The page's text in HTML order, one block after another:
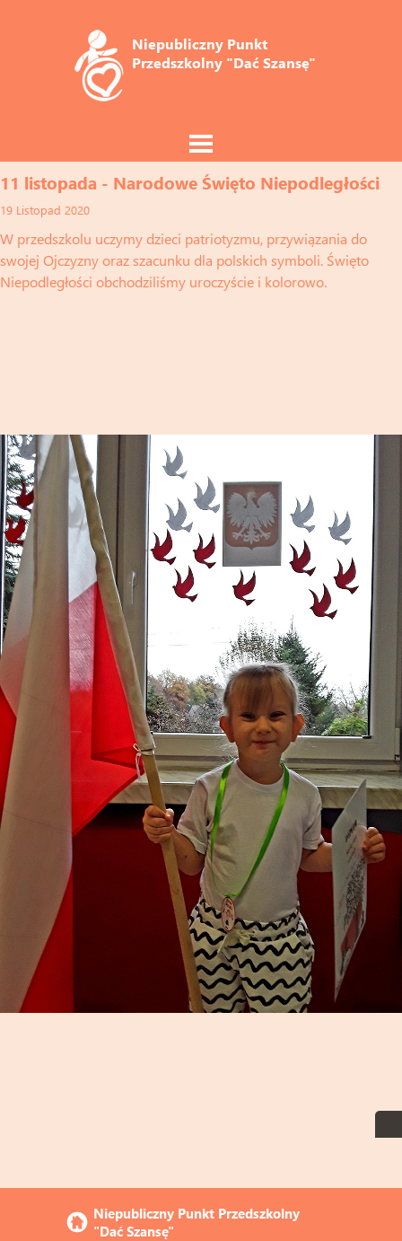
Niepubliczny Punkt
Przedszkolny "Dać Szansę"
11 listopada - Narodowe Święto Niepodległości
19 Listopad 2020
W przedszkolu uczymy dzieci patriotyzmu, przywiązania do
swojej Ojczyzny oraz szacunku dla polskich symboli. Święto
Niepodległości obchodziliśmy uroczyście i kolorowo.
Niepubliczny Punkt Przedszkolny
"Dać Szansę"